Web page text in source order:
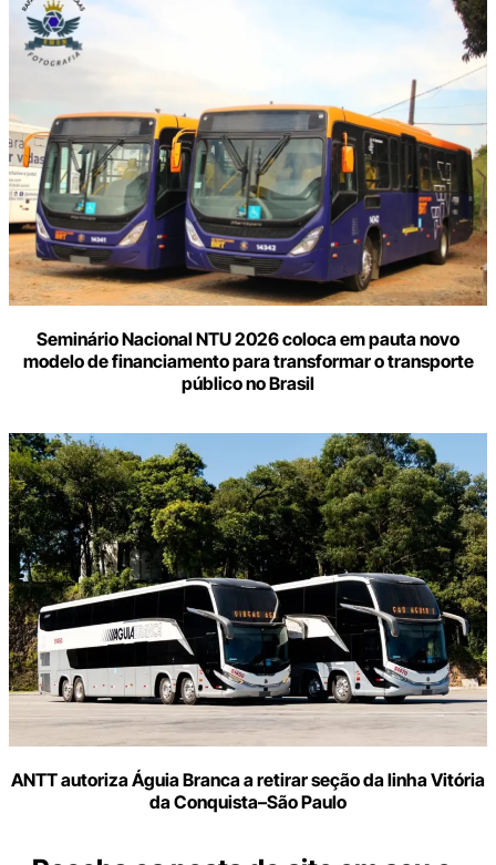
Seminário Nacional NTU 2026 coloca em pauta novo
modelo de financiamento para transformar o transporte
público no Brasil
ANTT autoriza Águia Branca a retirar seção da linha Vitória
da Conquista–São Paulo